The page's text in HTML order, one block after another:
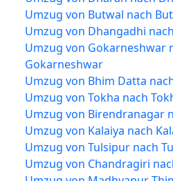
Umzug von Butwal nach
Umzug von Dhangadhi
Umzug von Gokarneshwar
Gokarneshwar
Umzug von Bhim Datta
Umzug von Tokha nach
Umzug von Birendranagar
Umzug von Kalaiya nach
Umzug von Tulsipur nach
Umzug von Chandragiri